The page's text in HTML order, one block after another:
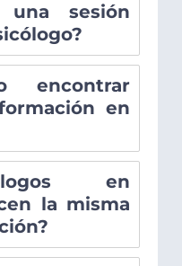
una sesión
encontrar
en
en
la misma